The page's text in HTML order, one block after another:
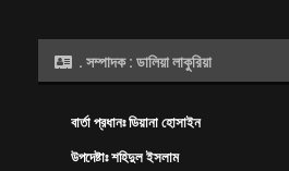
. সম্পাদক : ডালিয়া লাকুরিয়া
বার্তা প্রধানঃ ডিয়ানা হোসাইন
উপদেষ্টাঃ শহিদুল ইসলাম